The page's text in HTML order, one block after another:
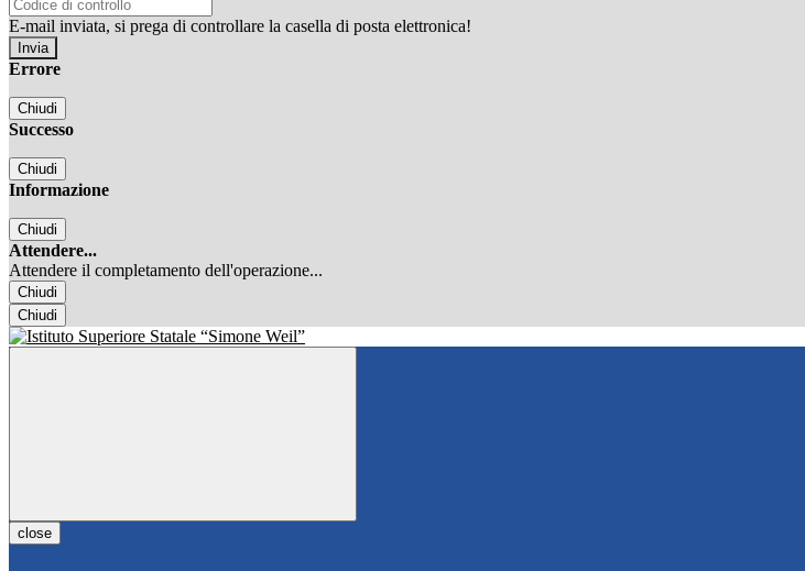
E-mail inviata, si prega di controllare la casella di posta elettronica!
Errore
Chiudi
Successo
Chiudi
Informazione
Chiudi
Attendere...
Attendere il completamento dell'operazione...
Chiudi
Chiudi
close